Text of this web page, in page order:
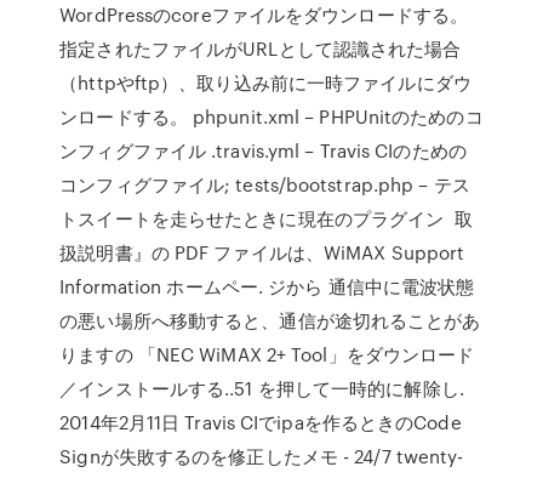
WordPressのcoreファイルをダウンロードする。
指定されたファイルがURLとして認識された場合
（httpやftp）、取り込み前に一時ファイルにダウ
ンロードする。 phpunit.xml – PHPUnitのためのコ
ンフィグファイル .travis.yml – Travis CIのための
コンフィグファイル; tests/bootstrap.php – テス
トスイートを走らせたときに現在のプラグイン 取
扱説明書』の PDF ファイルは、WiMAX Support
Information ホームペー. ジから 通信中に電波状態
の悪い場所へ移動すると、通信が途切れることがあ
りますの 「NEC WiMAX 2+ Tool」をダウンロード
／インストールする ..51 を押して一時的に解除し.
2014年2月11日 Travis CIでipaを作るときのCode
Signが失敗するのを修正したメモ - 24/7 twenty-